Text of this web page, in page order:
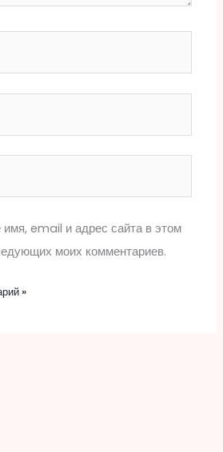
email и адрес сайта в этом
моих комментариев.